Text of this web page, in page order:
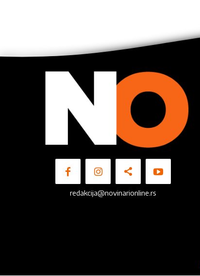
redakcija@novinarionline.rs